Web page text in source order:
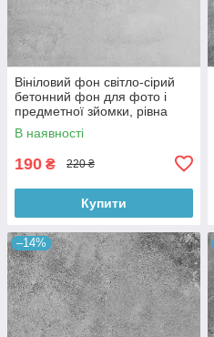
Вініловий фон світло-сірий
бетонний фон для фото і
предметної зйомки, рівна
текстура, 60x60 см, №550674
В наявності
190 ₴ 220 ₴
Купити
–14%